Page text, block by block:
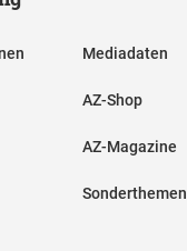
Mediadaten
AZ-Shop
AZ-Magazine
Sonderthemen